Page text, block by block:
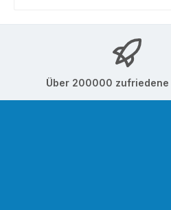
Über 200000 zufriedene